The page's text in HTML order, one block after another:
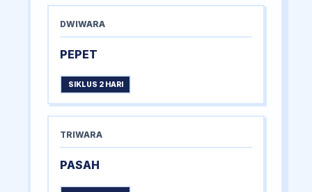
DWIWARA
PEPET
SIKLUS 2 HARI
TRIWARA
PASAH